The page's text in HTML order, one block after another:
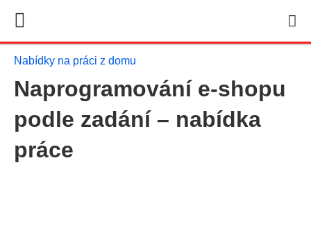
Nabídky na práci z domu
Naprogramování e-shopu
podle zadání – nabídka
práce